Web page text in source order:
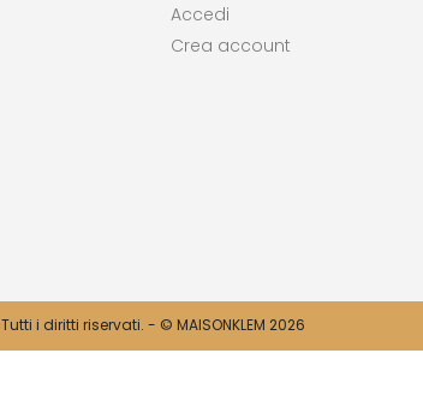
Accedi
Crea account
Tutti i diritti riservati. - © MAISONKLEM 2026